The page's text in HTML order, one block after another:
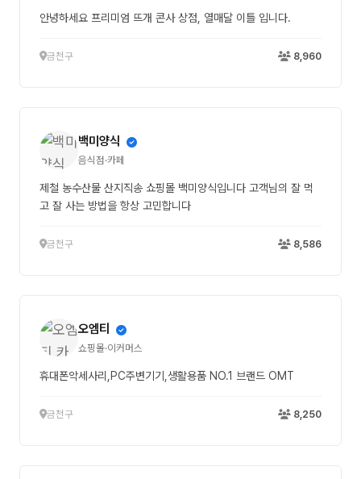
안녕하세요 프리미엄 뜨개 콘사 상점, 열매달 이틀 입니다.
금천구 8,960
백미양식
음식점·카페
제철 농수산물 산지직송 쇼핑몰 백미양식입니다 고객님의 잘 먹
고 잘 사는 방법을 항상 고민합니다
금천구 8,586
오엠티
쇼핑몰·이커머스
휴대폰악세사리,PC주변기기,생활용품 NO.1 브랜드 OMT
금천구 8,250